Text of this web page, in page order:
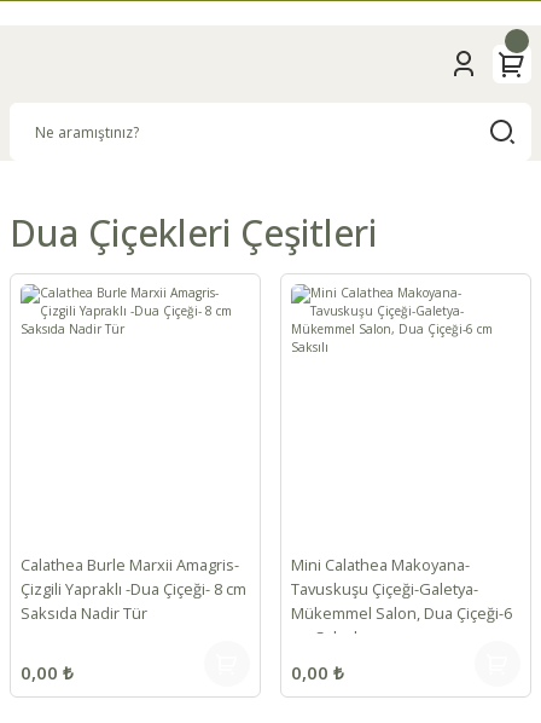
Dua Çiçekleri Çeşitleri
Calathea Burle Marxii Amagris-
Çizgili Yapraklı -Dua Çiçeği- 8 cm
Saksıda Nadir Tür
0,00 ₺
Mini Calathea Makoyana-
Tavuskuşu Çiçeği-Galetya-
Mükemmel Salon, Dua Çiçeği-6
cm Saksılı
0,00 ₺